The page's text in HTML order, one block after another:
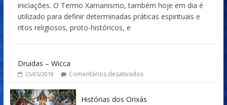
iniciações. O Termo Xamanismo, também hoje em dia é
utilizado para definir determinadas práticas espirituais e
ritos religiosos, proto-históricos, e
Druidas – Wicca
25/05/2018 Comentários desativados
Histórias dos Orixás